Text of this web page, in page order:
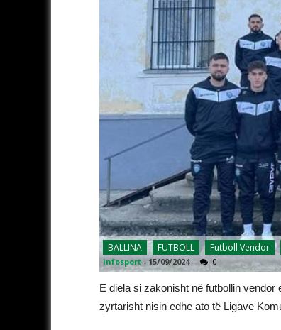
BALLINA FUTBOLL Futboll Vendor
infosport - 15/09/2024 0
E diela si zakonisht në futbollin
zyrtarisht nisin edhe ato të Ligave